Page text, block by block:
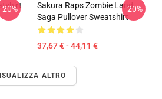
-20%
Sakura Raps Zombie Land
Saga Pullover Sweatshirt
37,67 € - 44,11 €
-20%
ALTRO